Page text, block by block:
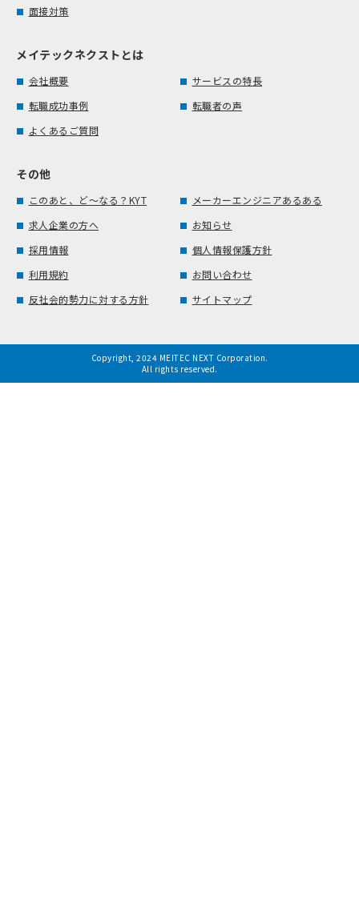
面接対策
メイテックネクストとは
会社概要
サービスの特長
転職成功事例
転職者の声
よくあるご質問
その他
このあと、ど～なる？KYT
メーカーエンジニアあるある
求人企業の方へ
お知らせ
採用情報
個人情報保護方針
利用規約
お問い合わせ
反社会的勢力に対する方針
サイトマップ
Copyright, 2024 MEITEC NEXT Corporation.
All rights reserved.